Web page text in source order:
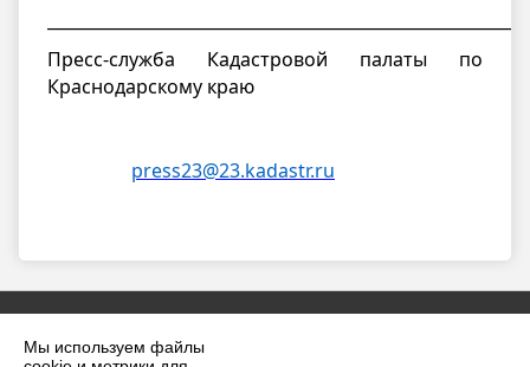
Мы используем файлы
Пресс-служба Кадастровой палаты по
Краснодарскому краю
press23@23.kadastr.ru